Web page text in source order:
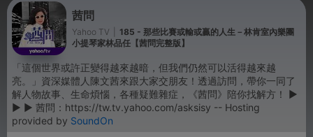
茜問
Yahoo TV
185 - 那些比賽或輸或贏的人生－林肯室內樂團
小提琴家林品任【茜問完整版】
「這個世界或許正變得越來越暗，但我們仍然可以活得越來越
亮。」資深媒體人陳文茜來跟大家交朋友！透過訪問，帶你一同了
解人物故事、生命煩惱，各種疑難雜症，《茜問》陪你找解方！ ►
► ► 茜問：https://tw.tv.yahoo.com/asksisy -- Hosting
provided by SoundOn